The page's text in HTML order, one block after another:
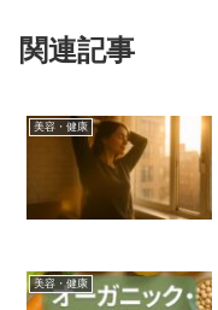
関連記事
美容・健康
美容・健康